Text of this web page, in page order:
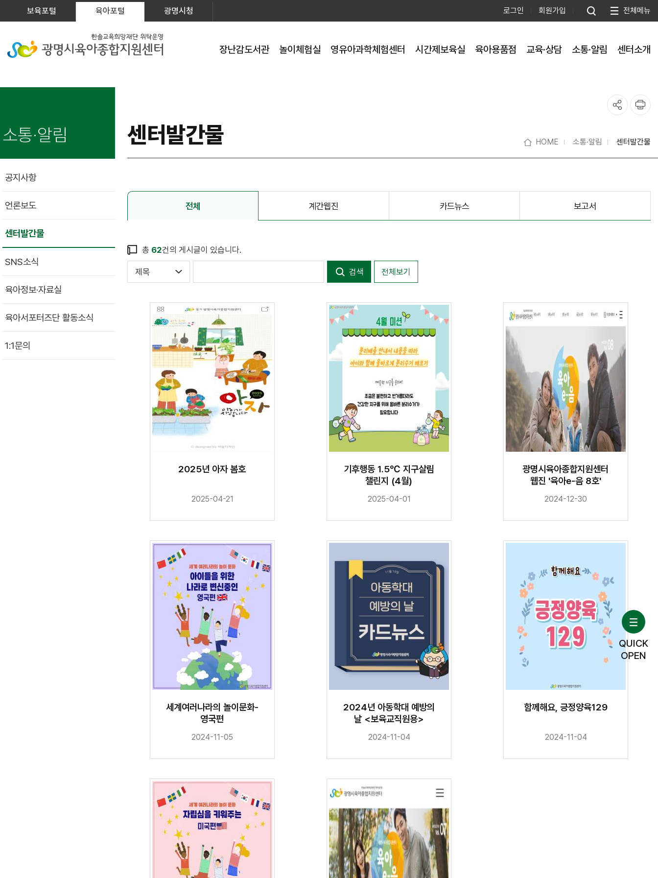
보육포털 육아포털 광명시청 로그인 회원가입 전체메뉴
장난감도서관 놀이체험실 영유아과학체험센터 시간제보육실 육아용품점 교육·상담 소통·알림 센터소개
소통·알림
공지사항
언론보도
센터발간물
SNS소식
육아정보·자료실
육아서포터즈단 활동소식
1:1문의
센터발간물 HOME 소통·알림 센터발간물
전체 계간웹진 카드뉴스 보고서
총 62건의 게시글이 있습니다.
전체보기
2025년 아자 봄호
2025-04-21
기후행동 1.5℃ 지구살림
챌린지 (4월)
2025-04-01
광명시육아종합지원센터
웹진 '육아e-음 8호'
2024-12-30
세계여러나라의 놀이문화-
영국편
2024-11-05
2024년 아동학대 예방의
날 <보육교직원용>
2024-11-04
함께해요, 긍정양육129
2024-11-04
QUICK
OPEN